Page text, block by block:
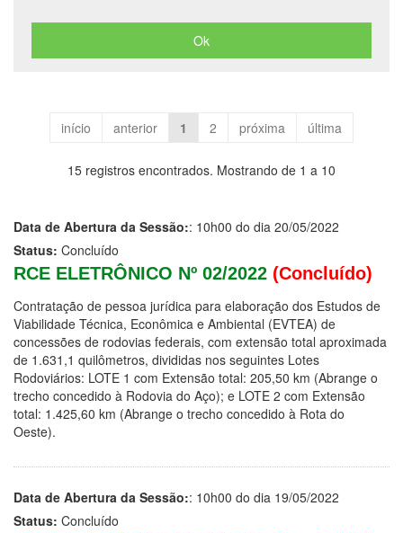
início anterior 1 2 próxima última
15 registros encontrados. Mostrando de 1 a 10
Data de Abertura da Sessão:: 10h00 do dia 20/05/2022
Status: Concluído
RCE ELETRÔNICO Nº 02/2022 (Concluído)
Contratação de pessoa jurídica para elaboração dos Estudos de
Viabilidade Técnica, Econômica e Ambiental (EVTEA) de
concessões de rodovias federais, com extensão total aproximada
de 1.631,1 quilômetros, divididas nos seguintes Lotes
Rodoviários: LOTE 1 com Extensão total: 205,50 km (Abrange o
trecho concedido à Rodovia do Aço); e LOTE 2 com Extensão
total: 1.425,60 km (Abrange o trecho concedido à Rota do
Oeste).
Data de Abertura da Sessão:: 10h00 do dia 19/05/2022
Status: Concluído